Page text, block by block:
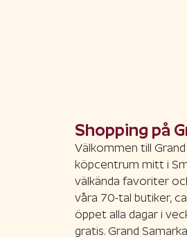
Shopping på
Välkommen till
köpcentrum mitt i
välkända favoriter
våra 70-tal butiker,
öppet alla dagar i
gratis. Grand